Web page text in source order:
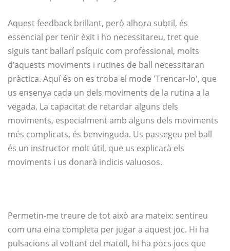
Aquest feedback brillant, però alhora subtil, és
essencial per tenir èxit i ho necessitareu, tret que
siguis tant ballarí psíquic com professional, molts
d’aquests moviments i rutines de ball necessitaran
pràctica. Aquí és on es troba el mode 'Trencar-lo', que
us ensenya cada un dels moviments de la rutina a la
vegada. La capacitat de retardar alguns dels
moviments, especialment amb alguns dels moviments
més complicats, és benvinguda. Us passegeu pel ball
és un instructor molt útil, que us explicarà els
moviments i us donarà indicis valuosos.
Permetin-me treure de tot això ara mateix: sentireu
com una eina completa per jugar a aquest joc. Hi ha
pulsacions al voltant del matoll, hi ha pocs jocs que